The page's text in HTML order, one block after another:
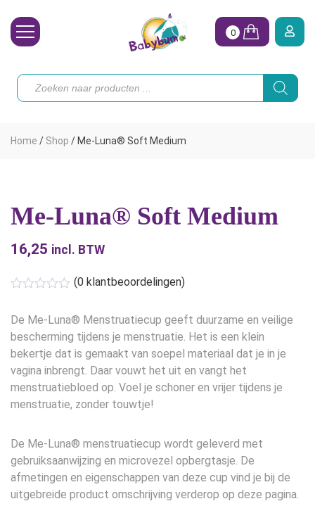
Toebehoren
Onze merken
Hoe begin ik?
0
Producten
zoeken
Home / Shop / Me-Luna® Soft Medium
Me-Luna® Soft Medium
16,25 incl. BTW
(0 klantbeoordelingen)
De Me-Luna® Menstruatiecup geeft duurzame en veilige
bescherming tijdens je menstruatie. Het is een klein
bekertje dat is gemaakt van soepel materiaal dat je in je
vagina inbrengt. Daar vouwt het uit en vangt het
menstruatiebloed op. Voel je schoner en vrijer tijdens je
menstruatie, zonder touwtje!
De Me-Luna® menstruatiecup wordt geleverd met
gebruiksaanwijzing en microvezel opbergtasje. De
afmetingen en eigenschappen van deze cup vind je bij de
uitgebreide product omschrijving verderop op deze pagina.